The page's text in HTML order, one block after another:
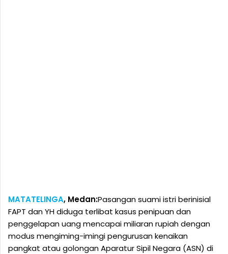
MATATELINGA, Medan:Pasangan suami istri berinisial
FAPT dan YH diduga terlibat kasus penipuan dan
penggelapan uang mencapai miliaran rupiah dengan
modus mengiming-imingi pengurusan kenaikan
pangkat atau golongan Aparatur Sipil Negara (ASN) di